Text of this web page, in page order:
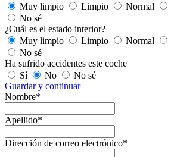
Muy limpio
Limpio Normal
No sé
¿Cuál es el estado interior?
Muy limpio
Limpio Normal
No sé
Ha sufrido accidentes este coche
Sí
No
No sé
Guardar y continuar
Nombre*
Apellido*
Dirección de correo electrónico*